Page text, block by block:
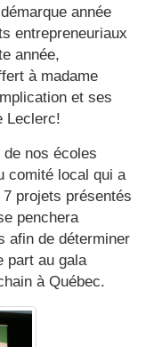
année
entrepreneuriaux
année,
à madame
et ses
Leclerc!
nos écoles
comité local qui a
projets présentés
penchera
afin de déterminer
part au gala
à Québec.